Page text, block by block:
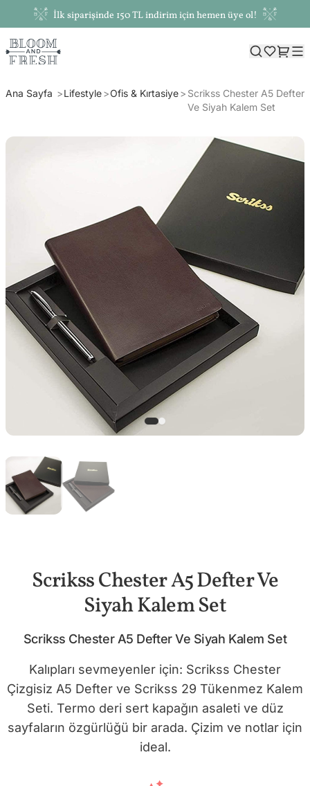
İlk siparişinde 150 TL indirim için hemen üye ol!
Ana Sayfa Lifestyle Ofis & Kırtasiye
Scrikss Chester A5 Defter
Ve Siyah Kalem Set
Scrikss Chester A5 Defter Ve
Siyah Kalem Set
Scrikss Chester A5 Defter Ve Siyah Kalem Set
Kalıpları sevmeyenler için: Scrikss Chester
Çizgisiz A5 Defter ve Scrikss 29 Tükenmez Kalem
Seti. Termo deri sert kapağın asaleti ve düz
sayfaların özgürlüğü bir arada. Çizim ve notlar için
ideal.